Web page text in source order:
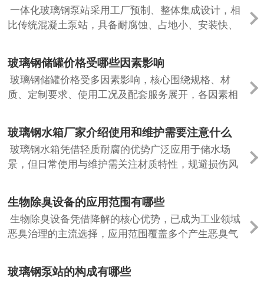
一体化玻璃钢泵站采用工厂预制、整体集成设计，相
比传统混凝土泵站，具备耐腐蚀、占地小、安装快、
的理想设备。 筒体采用机械缠绕玻璃钢...
玻璃钢储罐价格受哪些因素影响
玻璃钢储罐价格受多因素影响，核心围绕规格、材
质、定制要求、使用工况及配套服务展开，各因素相
数是基础，容积、直径、高度及壁厚决定...
玻璃钢水箱厂家介绍使用和维护需要注意什么
玻璃钢水箱凭借轻质耐腐的优势广泛应用于储水场
景，但日常使用与维护需关注材质特性，规避损伤风
钢硬度高但韧性差，严禁重物撞击、尖锐...
生物除臭设备的应用范围有哪些
生物除臭设备凭借降解的核心优势，已成为工业领域
恶臭治理的主流选择，应用范围覆盖多个产生恶臭气
具体包括以下核心领域： 生物除臭设备...
玻璃钢泵站的构成有哪些